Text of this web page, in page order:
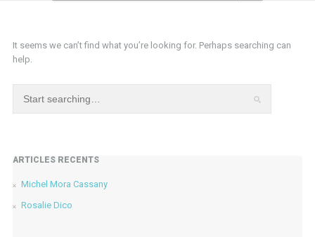
It seems we can’t find what you’re looking for. Perhaps searching can
help.
ARTICLES RÉCENTS
Michel Mora Cassany
Rosalie Dico